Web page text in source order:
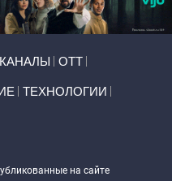
ОТТ
ТЕХНОЛОГИИ
на сайте